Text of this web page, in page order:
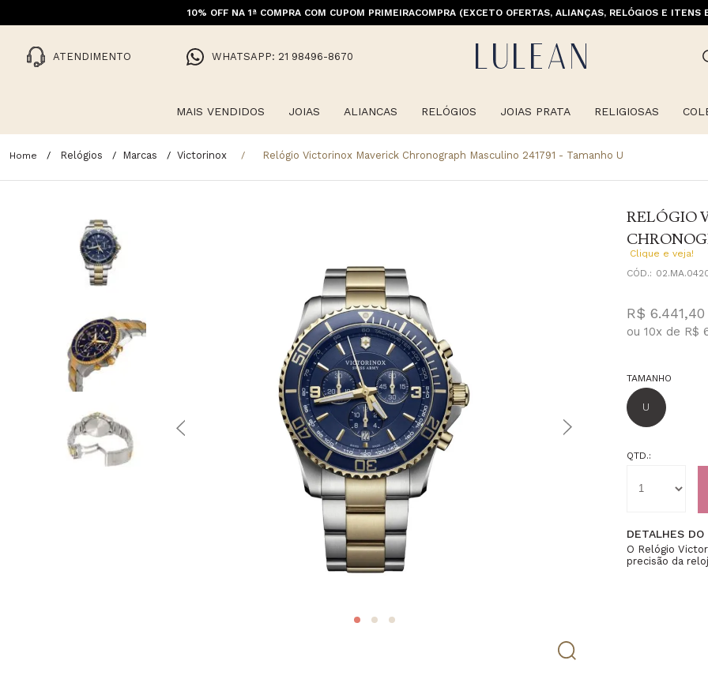
10% OFF NA 1ª COMPRA COM CUPOM PRIMEIRACOMPRA (EXCETO OFERTAS, ALIANÇAS, RELÓGIOS E ITENS
ATENDIMENTO WHATSAPP: 21 98496-8670
MAIS VENDIDOS JOIAS ALIANCAS RELÓGIOS JOIAS PRATA RELIGIOSAS
Relógios Marcas Victorinox Relógio Victorinox Maverick Chronograph Masculino 241791 - Tamanho U
RELÓGIO
Clique e veja!
CÓD.:
R$ 6.441,40
ou 10x de R$
TAMANHO
U
QTD.:
DETALHES DO
O Relógio
precisão da